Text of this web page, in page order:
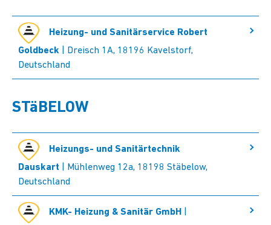
Heizung- und Sanitärservice Robert
Goldbeck | Dreisch 1A, 18196 Kavelstorf,
Deutschland
STäBELOW
Heizungs- und Sanitärtechnik
Dauskart | Mühlenweg 12a, 18198 Stäbelow,
Deutschland
KMK- Heizung & Sanitär GmbH